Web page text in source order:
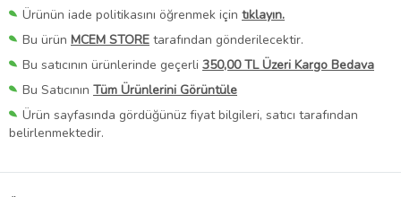
Ürünün iade politikasını öğrenmek için tıklayın.
Bu ürün MCEM STORE tarafından gönderilecektir.
Bu satıcının ürünlerinde geçerli 350,00 TL Üzeri Kargo Bedava
Bu Satıcının Tüm Ürünlerini Görüntüle
Ürün sayfasında gördüğünüz fiyat bilgileri, satıcı tarafından
belirlenmektedir.